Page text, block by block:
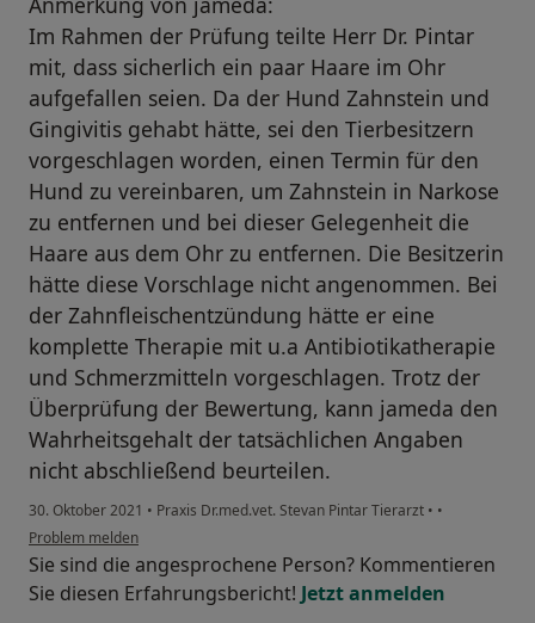
Im Rahmen der Prüfung teilte Herr Dr. Pintar
mit, dass sicherlich ein paar Haare im Ohr
aufgefallen seien. Da der Hund Zahnstein und
Gingivitis gehabt hätte, sei den Tierbesitzern
vorgeschlagen worden, einen Termin für den
Hund zu vereinbaren, um Zahnstein in Narkose
zu entfernen und bei dieser Gelegenheit die
Haare aus dem Ohr zu entfernen. Die Besitzerin
hätte diese Vorschlage nicht angenommen. Bei
der Zahnfleischentzündung hätte er eine
komplette Therapie mit u.a Antibiotikatherapie
und Schmerzmitteln vorgeschlagen. Trotz der
Überprüfung der Bewertung, kann jameda den
Wahrheitsgehalt der tatsächlichen Angaben
nicht abschließend beurteilen.
30. Oktober 2021 • Praxis Dr.med.vet. Stevan Pintar Tierarzt • •
Problem melden
Sie sind die angesprochene Person? Kommentieren
Sie diesen Erfahrungsbericht! Jetzt anmelden